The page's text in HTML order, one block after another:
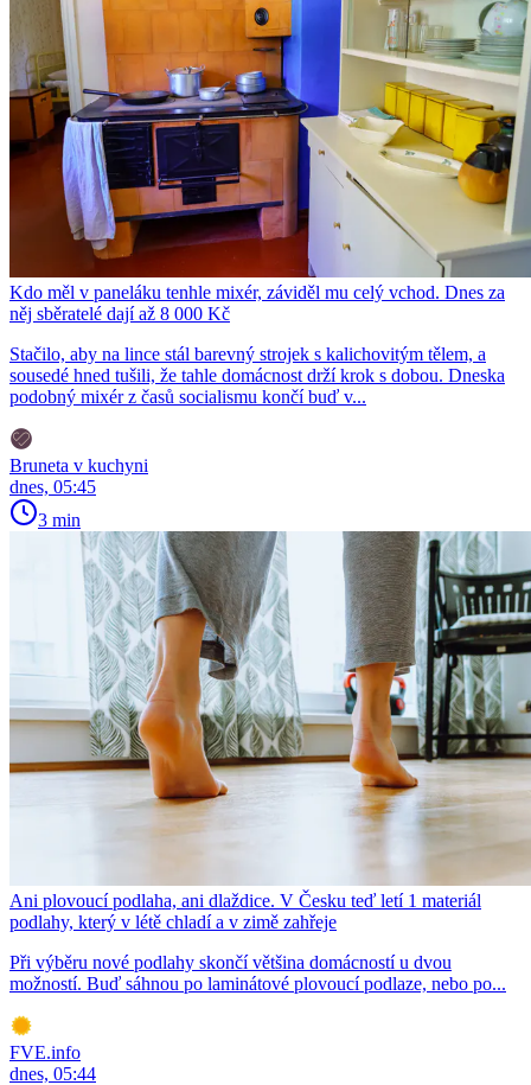
Kdo měl v paneláku tenhle mixér, záviděl mu celý vchod. Dnes za
něj sběratelé dají až 8 000 Kč
Stačilo, aby na lince stál barevný strojek s kalichovitým tělem, a
sousedé hned tušili, že tahle domácnost drží krok s dobou. Dneska
podobný mixér z časů socialismu končí buď v...
Bruneta v kuchyni
dnes, 05:45
3 min
Ani plovoucí podlaha, ani dlaždice. V Česku teď letí 1 materiál
podlahy, který v létě chladí a v zimě zahřeje
Při výběru nové podlahy skončí většina domácností u dvou
možností. Buď sáhnou po laminátové plovoucí podlaze, nebo po...
FVE.info
dnes, 05:44